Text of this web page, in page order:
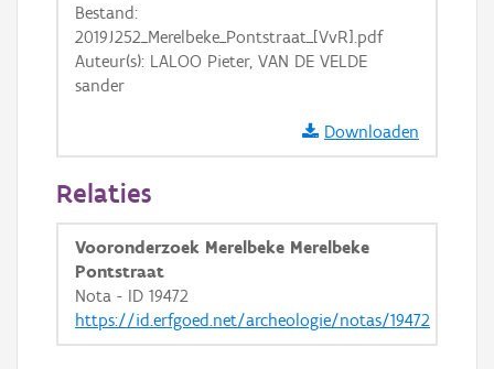
Bestand:
2019J252_Merelbeke_Pontstraat_[VvR].pdf
Auteur(s): LALOO Pieter, VAN DE VELDE
sander
Downloaden
Relaties
Vooronderzoek Merelbeke Merelbeke
Pontstraat
Nota - ID 19472
https://id.erfgoed.net/archeologie/notas/19472